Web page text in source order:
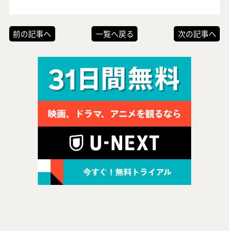
前の記事へ 一覧へ戻る 次の記事へ